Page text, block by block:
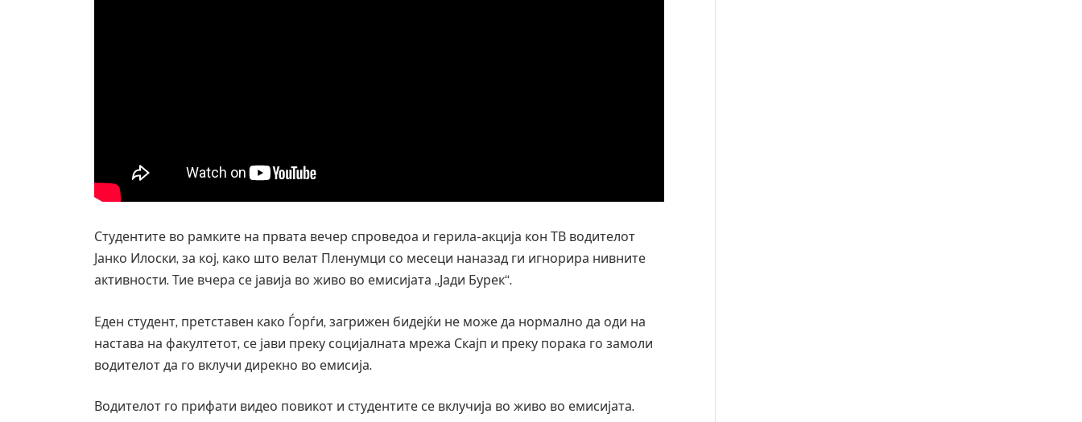
Студентите во рамките на првата вечер спроведоа и герила-акција кон ТВ водителот
Јанко Илоски, за кој, како што велат Пленумци со месеци наназад ги игнорира нивните
активности. Тие вчера се јавија во живо во емисијата „Јади Бурек“.
Еден студент, претставен како Ѓорѓи, загрижен бидејќи не може да нормално да оди на
настава на факултетот, се јави преку социјалната мрежа Скајп и преку порака го замоли
водителот да го вклучи дирекно во емисија.
Водителот го прифати видео повикот и студентите се вклучија во живо во емисијата.